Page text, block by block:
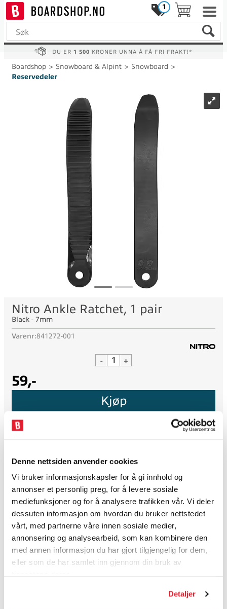
Denne nettsiden anvender cookies
Vi bruker informasjonskapsler for å gi innhold og
annonser et personlig preg, for å levere sosiale
mediefunksjoner og for å analysere trafikken vår. Vi deler
dessuten informasjon om hvordan du bruker nettstedet
vårt, med partnerne våre innen sosiale medier,
annonsering og analysearbeid, som kan kombinere den
med annen informasjon du har gjort tilgjengelig for dem,
eller som de har samlet inn gjennom din bruk av
Detaljer
1
DU ER 1 500 KRONER UNNA Å FÅ FRI FRAKT!*
Boardshop>Snowboard & Alpint>Snowboard >
Reservedeler
Nitro Ankle Ratchet, 1 pair
Black - 7mm
Varenr:841272-001
59,-
- +
Kjøp
Lager nettbutikk:
Nitro Ankle Ratchet, 1 pair
Nitro Ankle Ratchet, 1 pair
ø 7 mm, 200 mm x 24 mm
CHARGER
STAXX